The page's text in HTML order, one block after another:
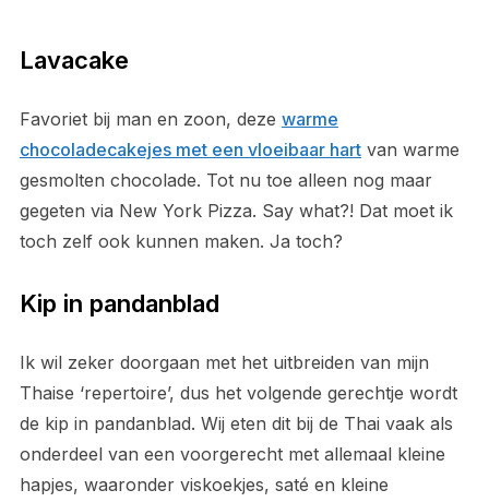
Lavacake
Favoriet bij man en zoon, deze warme
chocoladecakejes met een vloeibaar hartvan warme
gesmolten chocolade. Tot nu toe alleen nog maar
gegeten via New York Pizza. Say what?! Dat moet ik
toch zelf ook kunnen maken. Ja toch?
Kip in pandanblad
Ik wil zeker doorgaan met het uitbreiden van mijn
Thaise ‘repertoire’, dus het volgende gerechtje wordt
de kip in pandanblad. Wij eten dit bij de Thai vaak als
onderdeel van een voorgerecht met allemaal kleine
hapjes, waaronder viskoekjes, saté en kleine